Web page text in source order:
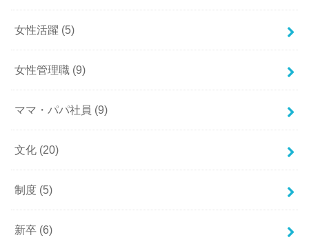
女性活躍 (5)
女性管理職 (9)
ママ・パパ社員 (9)
文化 (20)
制度 (5)
新卒 (6)